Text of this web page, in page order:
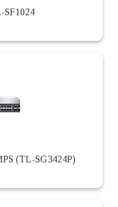
(TL-SG3424P)